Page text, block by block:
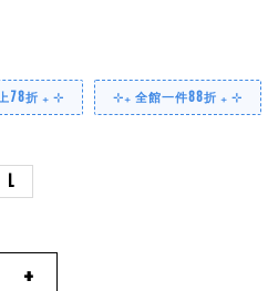
78折 ₊ ⊹ ⊹₊ 全館一件88折 ₊ ⊹
L
+